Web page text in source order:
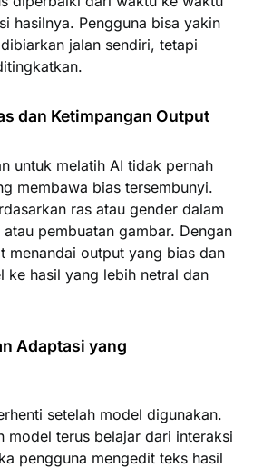
hasilnya. Pengguna bisa yakin
jalan sendiri, tetapi
dan Ketimpangan Output
untuk melatih AI tidak pernah
membawa bias tersembunyi.
ras atau gender dalam
pembuatan gambar. Dengan
menandai output yang bias dan
ke hasil yang lebih netral dan
Adaptasi yang
setelah model digunakan.
model terus belajar dari interaksi
pengguna mengedit teks hasil